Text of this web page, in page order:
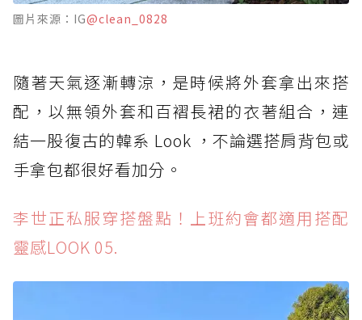
圖片來源：IG@clean_0828
隨著天氣逐漸轉涼，是時候將外套拿出來搭
配，以無領外套和百褶長裙的衣著組合，連
結一股復古的韓系 Look ，不論選搭肩背包或
手拿包都很好看加分。
李世正私服穿搭盤點！上班約會都適用搭配
靈感LOOK 05.